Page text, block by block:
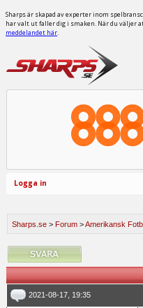
Sharps är skapad av experter inom
har valt ut faller dig i smaken. När du väljer
meddelandet här.
Logga in
Sharps.se > Forum >Amerikansk
2021-08-17, 19:35